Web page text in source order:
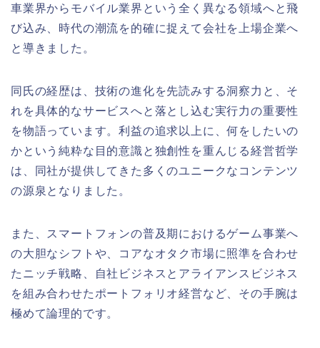
車業界からモバイル業界という全く異なる領域へと飛
び込み、時代の潮流を的確に捉えて会社を上場企業へ
と導きました。
同氏の経歴は、技術の進化を先読みする洞察力と、そ
れを具体的なサービスへと落とし込む実行力の重要性
を物語っています。利益の追求以上に、何をしたいの
かという純粋な目的意識と独創性を重んじる経営哲学
は、同社が提供してきた多くのユニークなコンテンツ
の源泉となりました。
また、スマートフォンの普及期におけるゲーム事業へ
の大胆なシフトや、コアなオタク市場に照準を合わせ
たニッチ戦略、自社ビジネスとアライアンスビジネス
を組み合わせたポートフォリオ経営など、その手腕は
極めて論理的です。